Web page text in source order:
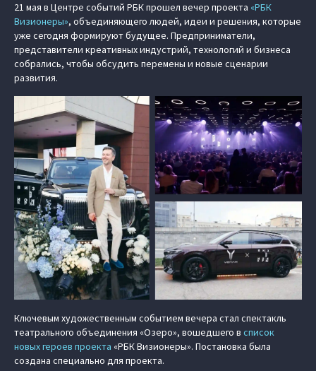
21 мая в Центре событий РБК прошел вечер проекта «РБК
Визионеры», объединяющего людей, идеи и решения, которые
уже сегодня формируют будущее. Предприниматели,
представители креативных индустрий, технологий и бизнеса
собрались, чтобы обсудить перемены и новые сценарии
развития.
Ключевым художественным событием вечера стал спектакль
театрального объединения «Озеро», вошедшего в список
новых героев проекта «РБК Визионеры». Постановка была
создана специально для проекта.